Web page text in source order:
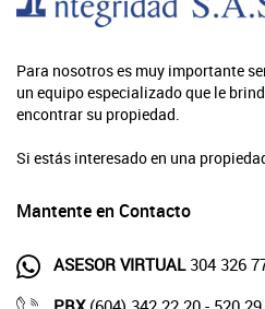
Para nosotros es muy importante
un equipo especializado que le
encontrar su propiedad.
Si estás interesado en una
Mantente en Contacto
ASESOR VIRTUAL304 326